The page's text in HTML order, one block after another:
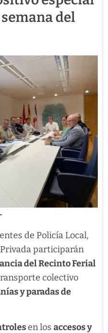
del
de Policía Local,
participarán
del Recinto Ferial
colectivo
y paradas de
en los accesos y